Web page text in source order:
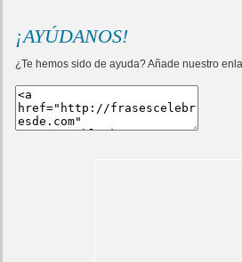
¡AYÚDANOS!
¿Te hemos sido de ayuda? Añade nuestro